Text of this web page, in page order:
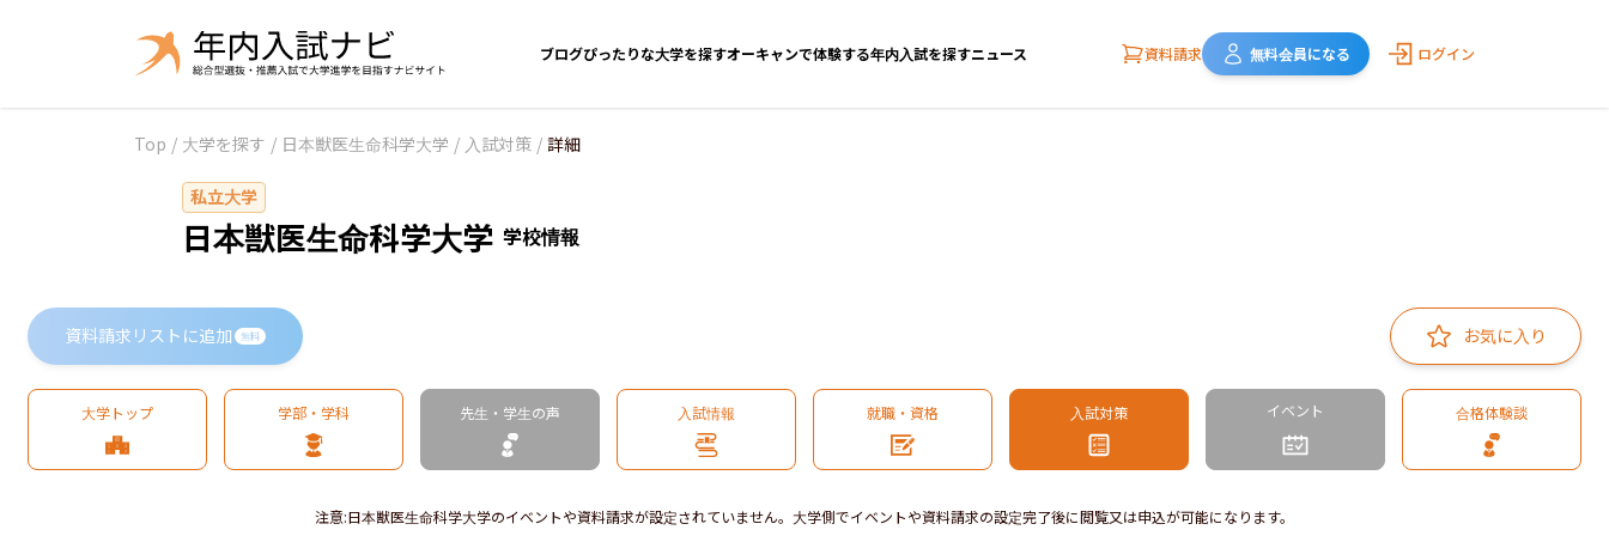
ブログぴったりな大学を探すオーキャンで体験する年内入試を探すニュース 資料請求 無料会員になる ログイン
Top / 大学を探す / 日本獣医生命科学大学 / 入試対策 / 詳細
私立大学
日本獣医生命科学大学 学校情報
資料請求リストに追加 無料 お気に入り
大学トップ 学部・学科 先生・学生の声 入試情報 就職・資格 入試対策 イベント 合格体験談
注意:日本獣医生命科学大学のイベントや資料請求が設定されていません。大学側でイベントや資料請求の設定完了後に閲覧又は申込が可能になります。